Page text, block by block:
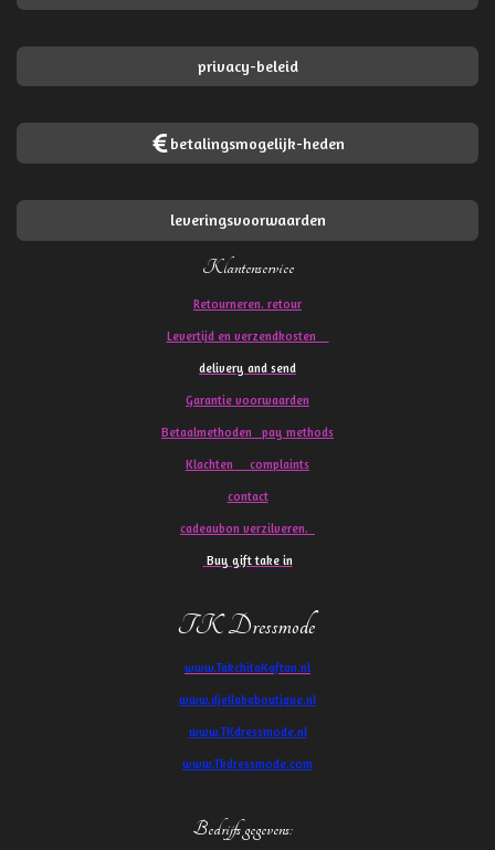
privacy-beleid
betalingsmogelijk-heden
leveringsvoorwaarden
Klantenservice
Retourneren. retour
Levertijd en verzendkosten
delivery and send
Garantie voorwaarden
Betaalmethoden pay methods
Klachten complaints
contact
cadeaubon verzilveren.
Buy gift take in
TK Dressmode
www.TakchitaKaftan.nl
www.djellababoutique.nl
www.TKdressmode.nl
www.Tkdressmode.com
Bedrijfs gegevens: